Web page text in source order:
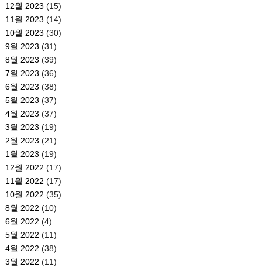
12월 2023 (15)
11월 2023 (14)
10월 2023 (30)
9월 2023 (31)
8월 2023 (39)
7월 2023 (36)
6월 2023 (38)
5월 2023 (37)
4월 2023 (37)
3월 2023 (19)
2월 2023 (21)
1월 2023 (19)
12월 2022 (17)
11월 2022 (17)
10월 2022 (35)
8월 2022 (10)
6월 2022 (4)
5월 2022 (11)
4월 2022 (38)
3월 2022 (11)